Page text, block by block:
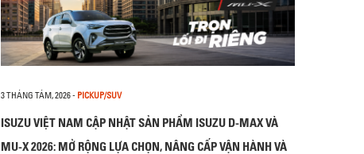
3 THÁNG TÁM, 2026- PICKUP/SUV
ISUZU VIỆT NAM CẬP NHẬT SẢN PHẨM ISUZU D-MAX VÀ
MU-X 2026: MỞ RỘNG LỰA CHỌN, NÂNG CẤP VẬN HÀNH VÀ